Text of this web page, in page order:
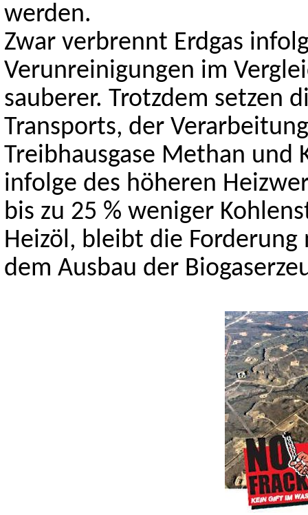
werden.
Zwar verbrennt Erdgas
Verunreinigungen im
sauberer. Trotzdem setzen
Transports, der
Treibhausgase Methan und
infolge des höheren
bis zu 25 % weniger
Heizöl, bleibt die Forderung
dem Ausbau der